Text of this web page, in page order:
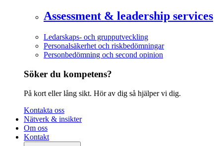
Assessment & leadership services
Ledarskaps- och grupputveckling
Personalsäkerhet och riskbedömningar
Personbedömning och second opinion
Söker du kompetens?
På kort eller lång sikt. Hör av dig så hjälper vi dig.
Kontakta oss
Nätverk & insikter
Om oss
Kontakt